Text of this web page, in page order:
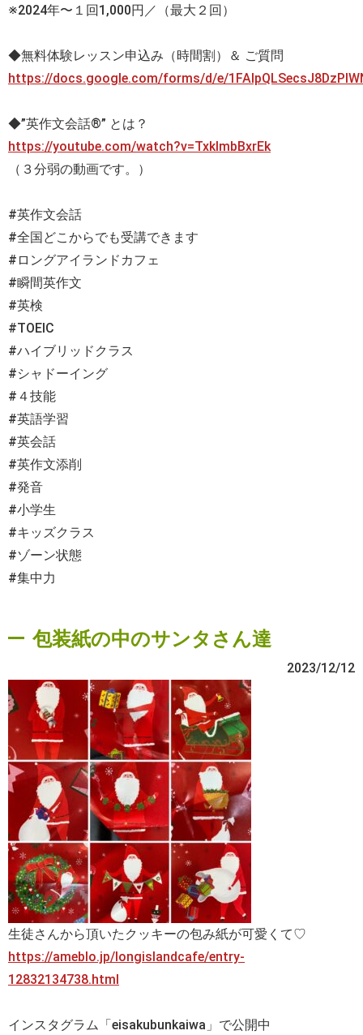
※2024年〜１回1,000円／（最大２回）
◆無料体験レッスン申込み（時間割）＆ ご質問
https://docs.google.com/forms/d/e/
◆”英作文会話®” とは？
https://youtube.com/watch?v=TxklmbBxrEk
（３分弱の動画です。）
#英作文会話
#全国どこからでも受講できます
#ロングアイランドカフェ
#瞬間英作文
#英検
#TOEIC
#ハイブリッドクラス
#シャドーイング
#４技能
#英語学習
#英会話
#英作文添削
#発音
#小学生
#キッズクラス
#ゾーン状態
#集中力
包装紙の中のサンタさん達
2023/12/12
生徒さんから頂いたクッキーの包み紙が可愛くて♡
https://ameblo.jp/longislandcafe/entry-
12832134738.html
インスタグラム「eisakubunkaiwa」で公開中